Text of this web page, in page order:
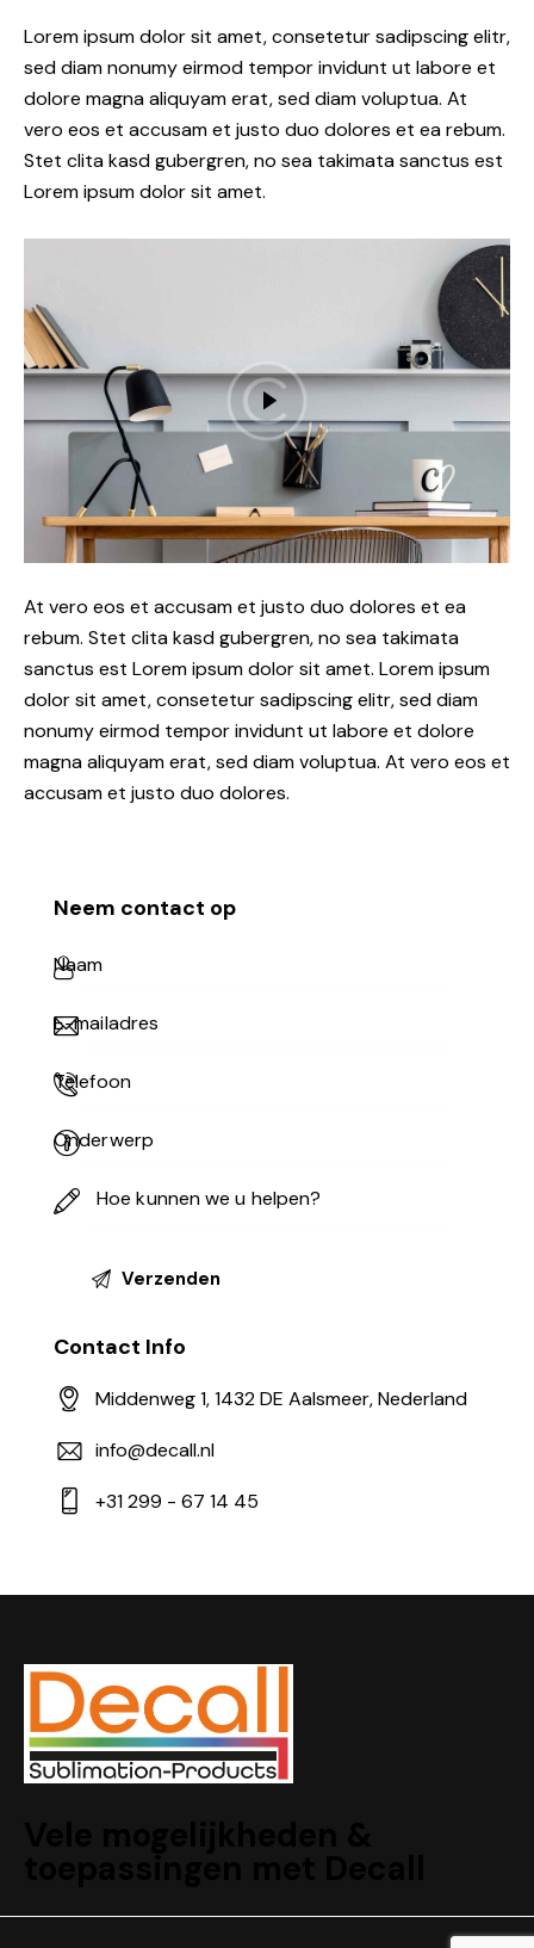
Lorem ipsum dolor sit amet, consetetur sadipscing elitr,
sed diam nonumy eirmod tempor invidunt ut labore et
dolore magna aliquyam erat, sed diam voluptua. At
vero eos et accusam et justo duo dolores et ea rebum.
Stet clita kasd gubergren, no sea takimata sanctus est
Lorem ipsum dolor sit amet.
At vero eos et accusam et justo duo dolores et ea
rebum. Stet clita kasd gubergren, no sea takimata
sanctus est Lorem ipsum dolor sit amet. Lorem ipsum
dolor sit amet, consetetur sadipscing elitr, sed diam
nonumy eirmod tempor invidunt ut labore et dolore
magna aliquyam erat, sed diam voluptua. At vero eos et
accusam et justo duo dolores.
Neem contact op
Contact Info
Middenweg 1, 1432 DE Aalsmeer, Nederland
info@decall.nl
+31 299 - 67 14 45